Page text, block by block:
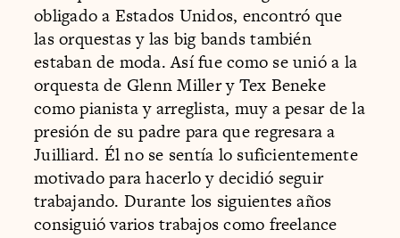
obligado a Estados Unidos, encontró que
las orquestas y las big bands también
estaban de moda. Así fue como se unió a la
orquesta de Glenn Miller y Tex Beneke
como pianista y arreglista, muy a pesar de la
presión de su padre para que regresara a
Juilliard. Él no se sentía lo suficientemente
motivado para hacerlo y decidió seguir
trabajando. Durante los siguientes años
consiguió varios trabajos como freelance